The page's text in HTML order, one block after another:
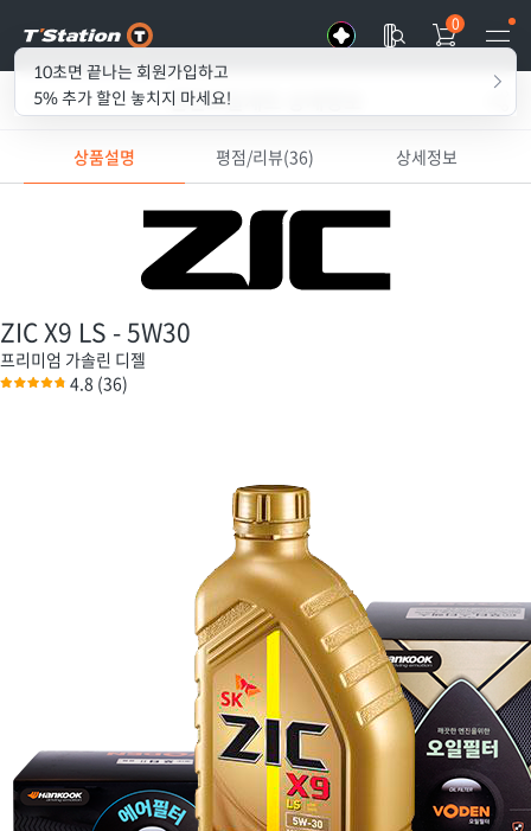
10초면 끝나는 회원가입하고
5% 추가 할인 놓치지 마세요!
0
엔진오일세트 상세정보
상품설명 평점/리뷰(36) 상세정보
ZIC X9 LS - 5W30
프리미엄 가솔린 디젤
4.8 (36)